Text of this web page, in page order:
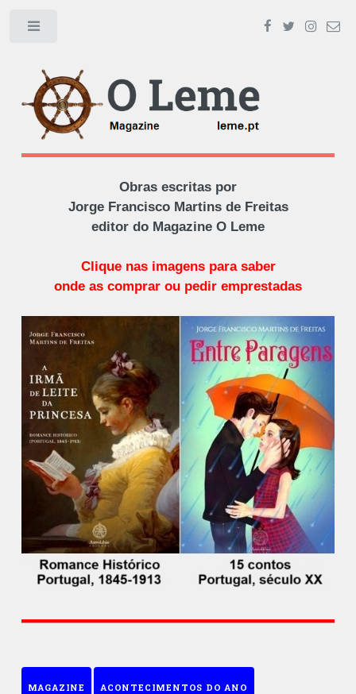
Obras escritas por
Jorge Francisco Martins de Freitas
editor do Magazine O Leme
Clique nas imagens para saber
onde as comprar ou pedir emprestadas
MAGAZINE ACONTECIMENTOS DO ANO